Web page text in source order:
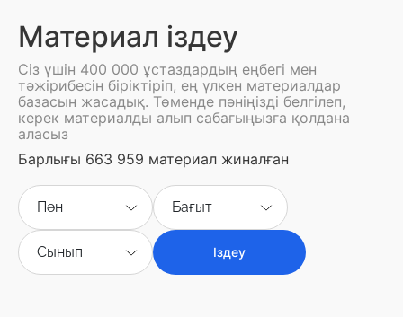
Материал іздеу
Сіз үшін 400 000 ұстаздардың еңбегі мен
тәжірибесін біріктіріп, ең үлкен материалдар
базасын жасадық. Төменде пәніңізді белгілеп,
керек материалды алып сабағыңызға қолдана
аласыз
Барлығы 663 959 материал жиналған
Пән Бағыт
Сынып Іздеу